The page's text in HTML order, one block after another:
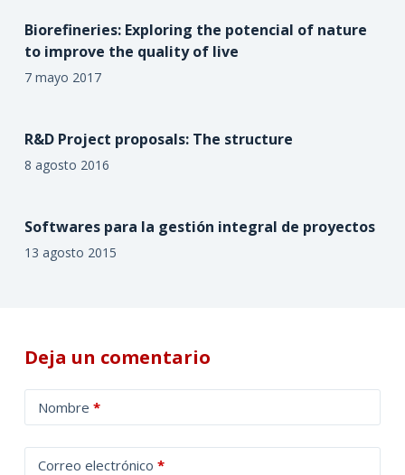
Biorefineries: Exploring the potencial of nature
to improve the quality of live
7 mayo 2017
R&D Project proposals: The structure
8 agosto 2016
Softwares para la gestión integral de proyectos
13 agosto 2015
Deja un comentario
Nombre *
Correo electrónico *
l
t